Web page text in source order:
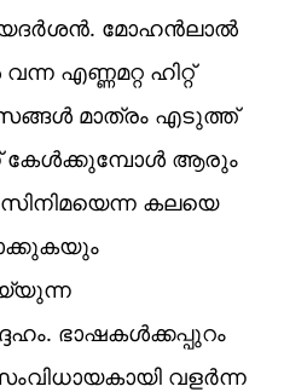
മോഹൻലാൽ
എണ്ണമറ്റ ഹിറ്റ്
മാത്രം എടുത്ത്
കേൾക്കുമ്പോൾ ആരും
കലയെ
ഭാഷകൾക്കപ്പുറം
വളർന്ന